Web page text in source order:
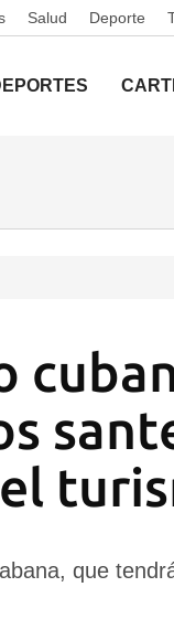
Salud Deporte
que